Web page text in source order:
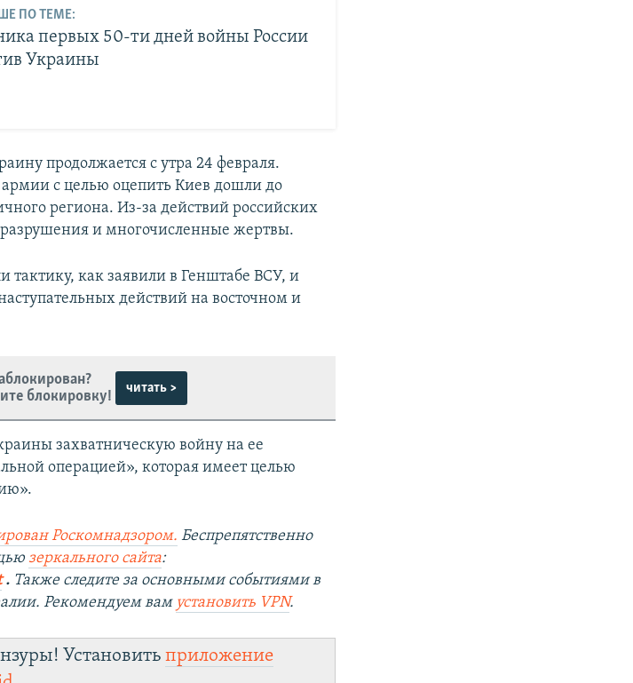
ПО ТЕМЕ:
первых 50-ти дней войны России
Украины
продолжается с утра 24 февраля.
с целью оцепить Киев дошли до
региона. Из-за действий российских
и многочисленные жертвы.
тактику, как заявили в Генштабе ВСУ, и
действий на восточном и
блокировку!
читать >
захватническую войну на ее
операцией», которая имеет целью
Роскомнадзором. Беспрепятственно
зеркального сайта:
. Также следите за основными событиями в
Рекомендуем вам установить VPN.
Установитьприложение